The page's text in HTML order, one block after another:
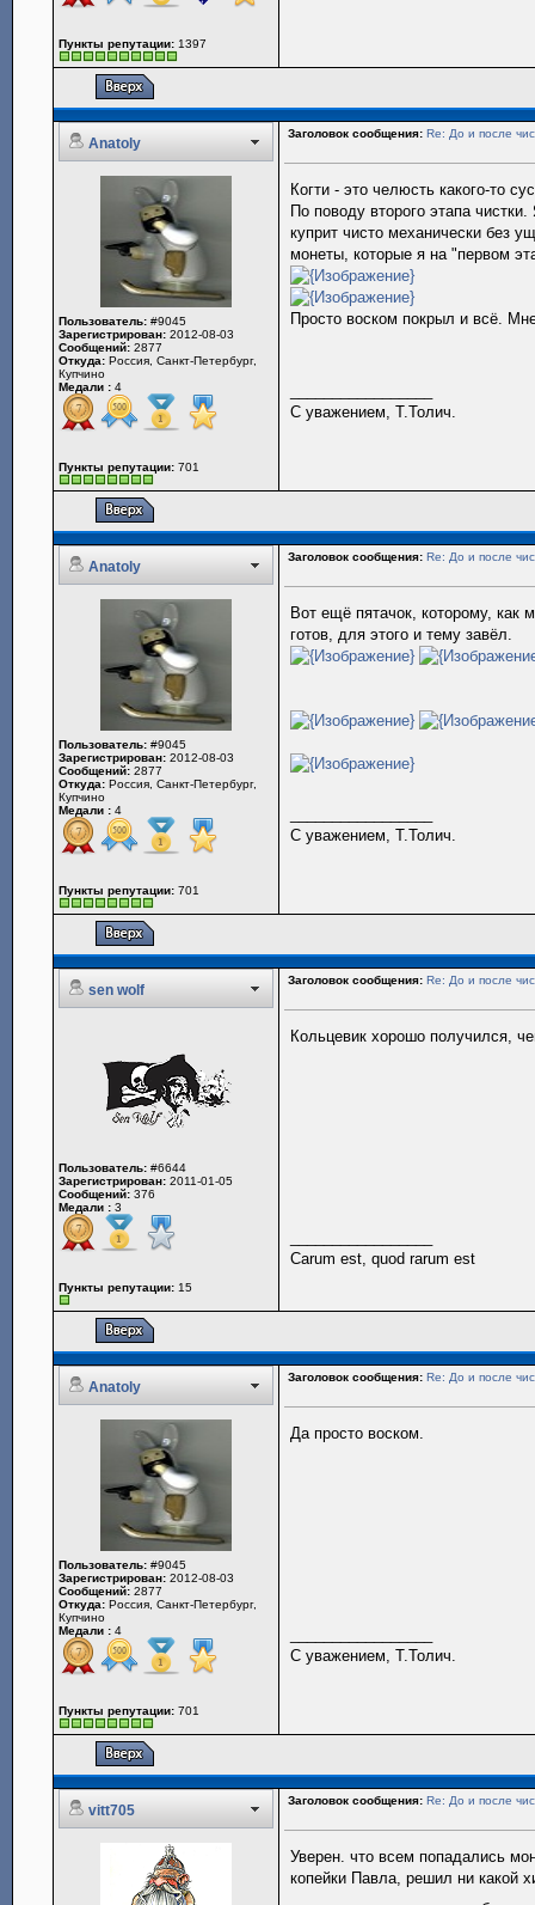
Пункты репутации: 1397
Anatoly
Заголовок сообщения: Re: До и после
Пользователь: #9045
Зарегистрирован: 2012-08-03
Сообщений: 2877
Откуда: Россия, Санкт-Петербург,
Купчино
Медали : 4
Пункты репутации: 701
Когти - это челюсть какого-то
По поводу второго этапа
куприт чисто механически без
монеты, которые я на "первом
Просто воском покрыл и всё.
С уважением, Т.Толич.
Anatoly
Заголовок сообщения: Re: До и после
Пользователь: #9045
Зарегистрирован: 2012-08-03
Сообщений: 2877
Откуда: Россия, Санкт-Петербург,
Купчино
Медали : 4
Пункты репутации: 701
Вот ещё пятачок, которому, как
готов, для этого и тему завёл.
С уважением, Т.Толич.
sen wolf
Заголовок сообщения: Re: До и после
Пользователь: #6644
Зарегистрирован: 2011-01-05
Сообщений: 376
Медали : 3
Пункты репутации: 15
Кольцевик хорошо получился,
Carum est, quod rarum est
Anatoly
Заголовок сообщения: Re: До и после
Пользователь: #9045
Зарегистрирован: 2012-08-03
Сообщений: 2877
Откуда: Россия, Санкт-Петербург,
Купчино
Медали : 4
Пункты репутации: 701
Да просто воском.
С уважением, Т.Толич.
vitt705
Заголовок сообщения: Re: До и после
Уверен. что всем попадались
копейки Павла, решил ни какой